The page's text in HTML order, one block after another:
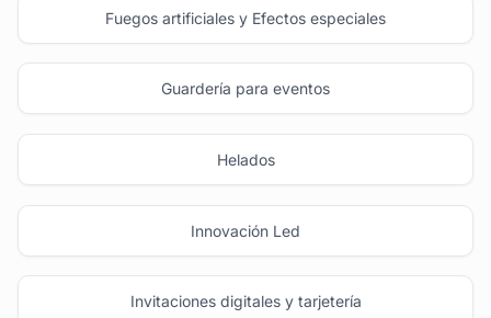
Fuegos artificiales y Efectos especiales
Guardería para eventos
Helados
Innovación Led
Invitaciones digitales y tarjetería